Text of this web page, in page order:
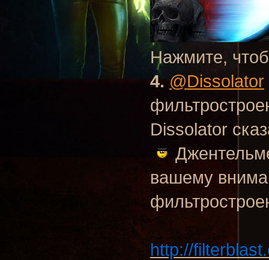
Нажмите,
4. @Dissolator
Dissolator
вашему
http://